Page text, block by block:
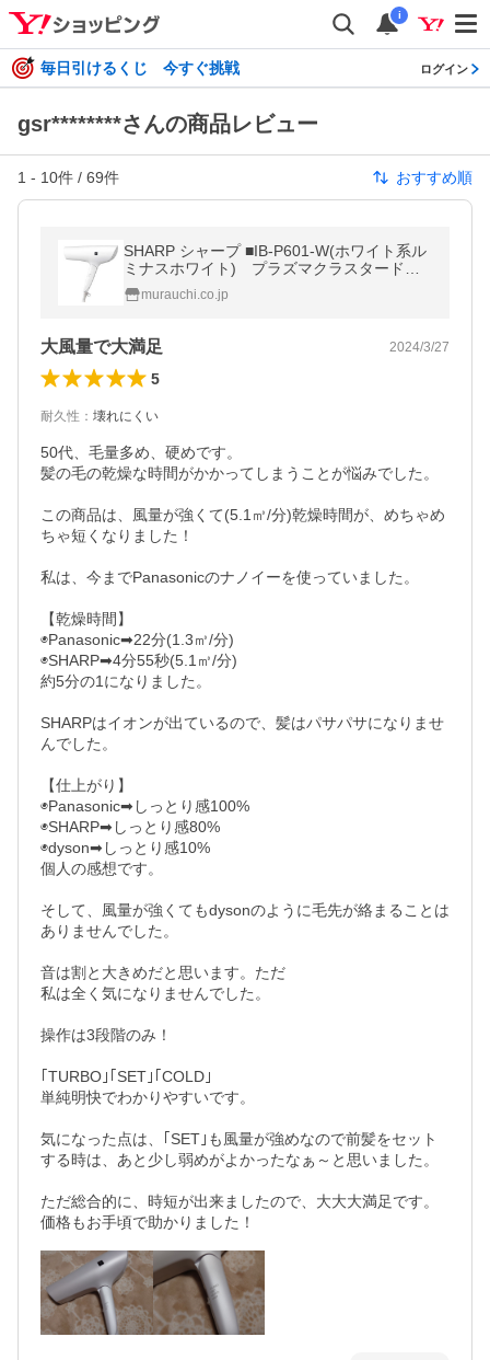
i
毎日引けるくじ 今すぐ挑戦 ログイン
gsr********さんの商品レビュー
1 - 10件 / 69件 おすすめ順
SHARP シャープ ■IB-P601-W(ホワイト系ル
ミナスホワイト) プラズマクラスタードラ
イヤーmurauchi.co.jp
大風量で大満足 2024/3/27
5
耐久性 ： 壊れにくい
50代、毛量多め、硬めです。
髪の毛の乾燥な時間がかかってしまうことが悩みでした。
この商品は、風量が強くて(5.1㎥/分)乾燥時間が、めちゃめ
ちゃ短くなりました！
私は、今までPanasonicのナノイーを使っていました。
【乾燥時間】
◉Panasonic➡22分(1.3㎥/分)
◉SHARP➡4分55秒(5.1㎥/分)
約5分の1になりました。
SHARPはイオンが出ているので、髪はパサパサになりませ
んでした。
【仕上がり】
◉Panasonic➡しっとり感100%
◉SHARP➡しっとり感80%
◉dyson➡しっとり感10%
個人の感想です。
そして、風量が強くてもdysonのように毛先が絡まることは
ありませんでした。
音は割と大きめだと思います。ただ
私は全く気になりませんでした。
操作は3段階のみ！
｢TURBO｣｢SET｣｢COLD｣
単純明快でわかりやすいです。
気になった点は、｢SET｣も風量が強めなので前髪をセット
する時は、あと少し弱めがよかったなぁ～と思いました。
ただ総合的に、時短が出来ましたので、大大大満足です。
価格もお手頃で助かりました！